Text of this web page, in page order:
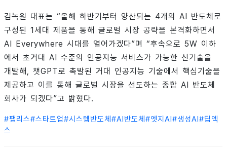
김녹원 대표는 “올해 하반기부터 양산되는 4개의 AI 반도체로
구성된 1세대 제품을 통해 글로벌 시장 공략을 본격화하면서
AI Everywhere 시대를 열어가겠다”며 “후속으로 5W 이하
에서 초거대 AI 수준의 인공지능 서비스가 가능한 신기술을
개발해, 챗GPT로 촉발된 거대 인공지능 기술에서 핵심기술을
제공하고 이를 통해 글로벌 시장을 선도하는 종합 AI 반도체
회사가 되겠다”고 밝혔다.
#팹리스#스타트업#시스템반도체 #AI반도체 #엣지AI #생성AI #딥엑
스